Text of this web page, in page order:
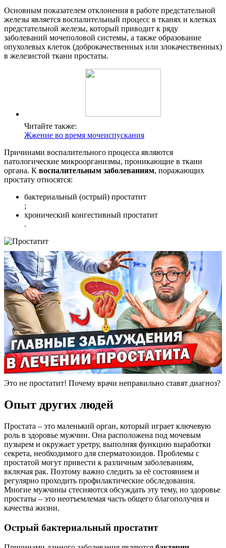
Основным показателем отклонения в работе предстательной
железы является воспалительный процесс в тканях и клетках
предстательной железы, который приводит к ряду
заболеваний мочеполовой системы, а также образование
опухолевых клеток (доброкачественных или злокачественных)
в железистой ткани простаты.
Читайте также:
Жжение во время мочеиспускания
Причинами воспалительного процесса являются
патологические микроорганизмы, проникающие в ткани
органа. К воспалительным заболеваниям, поражающих
простату относятся:
бактериальный (острый) простатит
;
хронический конгестивный простатит
.
Это не простатит! Почему врачи неправильно ставят диагноз?
Опыт других людей
Простата – это маленький орган, который играет ключевую
роль в здоровье мужчин. Она расположена под мочевым
пузырем и окружает уретру, выполняя функцию выработки
секрета, необходимого для сперматозоидов. Проблемы с
простатой могут привести к различным заболеваниям,
включая рак. Поэтому важно следить за её состоянием и
регулярно проходить профилактические обследования.
Многие мужчины стесняются обсуждать эту тему, но здоровье
простаты – это неотъемлемая часть общего благополучия и
качества жизни.
Острый бактериальный простатит